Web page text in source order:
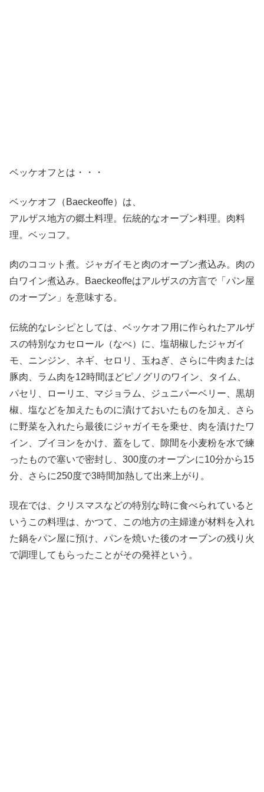
ベッケオフとは・・・
ベッケオフ（Baeckeoffe）は、
アルザス地方の郷土料理。伝統的なオーブン料理。肉料
理。ベッコフ。
肉のココット煮。ジャガイモと肉のオーブン煮込み。肉の
白ワイン煮込み。Baeckeoffeはアルザスの方言で「パン屋
のオーブン」を意味する。
伝統的なレシピとしては、ベッケオフ用に作られたアルザ
スの特別なカセロール（なべ）に、塩胡椒したジャガイ
モ、ニンジン、ネギ、セロリ、玉ねぎ、さらに牛肉または
豚肉、ラム肉を12時間ほどピノグリのワイン、タイム、
パセリ、ローリエ、マジョラム、ジュニパーベリー、黒胡
椒、塩などを加えたものに漬けておいたものを加え、さら
に野菜を入れたら最後にジャガイモを乗せ、肉を漬けたワ
イン、ブイヨンをかけ、蓋をして、隙間を小麦粉を水で練
ったもので塞いで密封し、300度のオーブンに10分から15
分、さらに250度で3時間加熱して出来上がり。
現在では、クリスマスなどの特別な時に食べられていると
いうこの料理は、かつて、この地方の主婦達が材料を入れ
た鍋をパン屋に預け、パンを焼いた後のオーブンの残り火
で調理してもらったことがその発祥という。